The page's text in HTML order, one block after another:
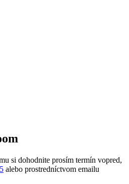
si dohodnite prosím termín vopred,
alebo prostredníctvom emailu